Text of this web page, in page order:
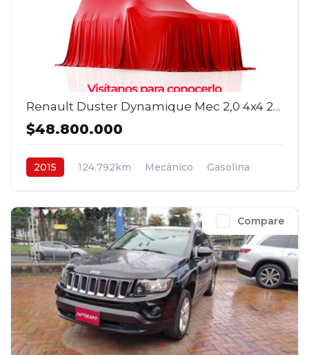
Renault Duster Dynamique Mec 2,0 4x4 2015
$48.800.000
2015 124.792km Mecánico
Gasolina
Compare